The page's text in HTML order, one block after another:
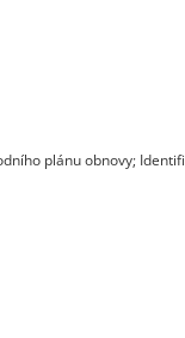
plánu obnovy;